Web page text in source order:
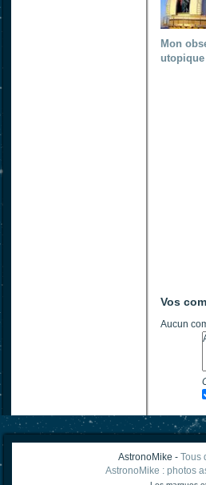
Mon
utopique
Vos
Aucun
AstronoMike - Tous
AstronoMike : photos